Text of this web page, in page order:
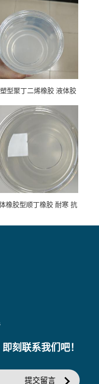
型聚丁二烯橡胶 液体胶
专用
橡胶型顺丁橡胶 耐寒 抗
即刻联系我们吧！
提交留言